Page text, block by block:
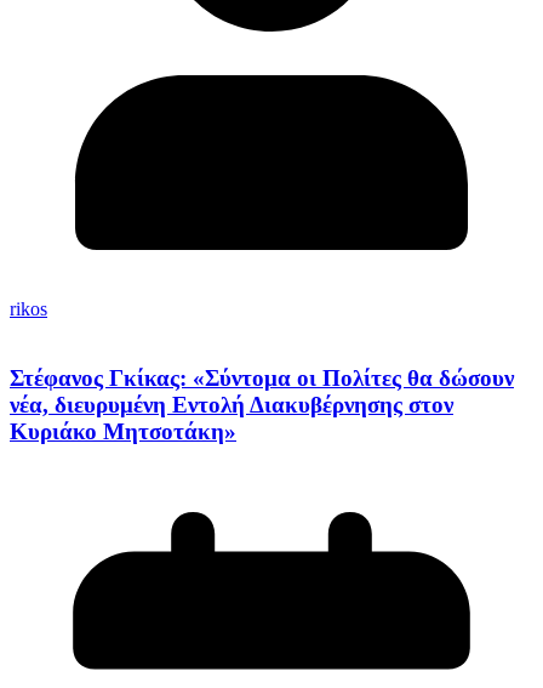
rikos
Στέφανος Γκίκας: «Σύντομα οι Πολίτες θα δώσουν
νέα, διευρυμένη Εντολή Διακυβέρνησης στον
Κυριάκο Μητσοτάκη»